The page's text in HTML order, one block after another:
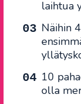
laihtua
Näihin
10
olla